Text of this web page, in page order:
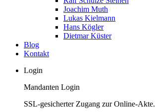
Joachim Muth
Lukas Kielmann
Hans Kögler
Dietmar Küster
Blog
Kontakt
Login
Mandanten Login
SSL-gesicherter Zugang zur Online-Akte.